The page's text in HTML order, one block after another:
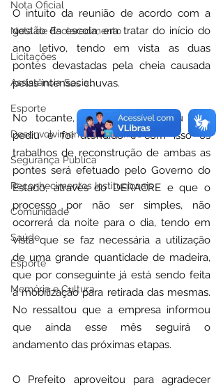
Nota Oficial
Nota de Esclarecimento
Licitações
Assistência Social
Esporte
Desenvolvimento Econômico
Segurança Pública
Reconhecimentos Institucionais
Comunidade
Saúde
Esporte
Memória e Cultura
O intuito da reunião de acordo com a
gestão da escola, era tratar do início do
ano letivo, tendo em vista as duas
pontes devastadas pela cheia causada
pelas intensas chuvas.
No tocante, o Prefeito explicou que
pediu e foi atendido e com isso os
trabalhos de reconstrução de ambas as
pontes será efetuado pelo Governo do
Estado, através do DERACRE e que o
processo por não ser simples, não
ocorrerá da noite para o dia, tendo em
vista que se faz necessária a utilização
de uma grande quantidade de madeira,
que por conseguinte já está sendo feita
a mobilização para retirada das mesmas.
No ressaltou que a empresa informou
que ainda esse mês seguirá o
andamento das próximas etapas.
O Prefeito aproveitou para agradecer